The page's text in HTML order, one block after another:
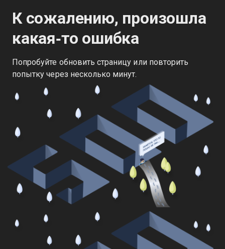
К сожалению, произошла
какая‑то ошибка
Попробуйте обновить страницу или повторить
попытку через несколько минут.